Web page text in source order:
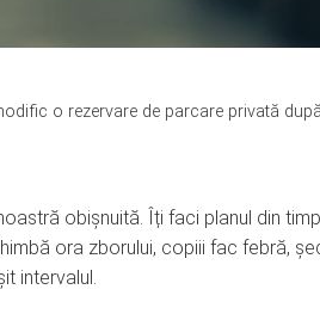
o rezervare de parcare privată
obișnuită. Îți faci planul din
ora zborului, copiii fac febră,
intervalul.